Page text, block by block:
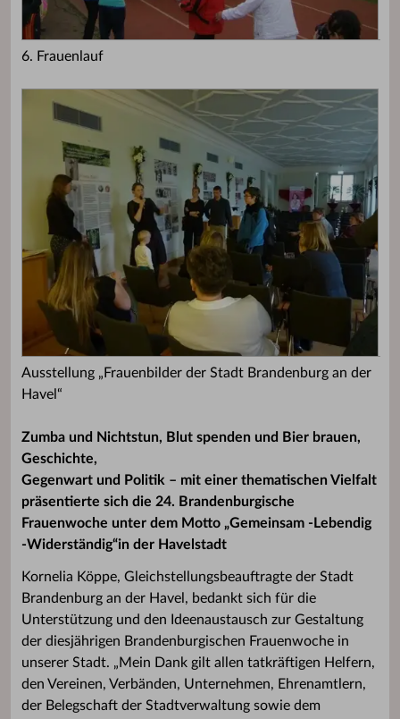
6. Frauenlauf
Ausstellung „Frauenbilder der Stadt Brandenburg an der
Havel“
Zumba und Nichtstun, Blut spenden und Bier brauen,
Geschichte,
Gegenwart und Politik – mit einer thematischen Vielfalt
präsentierte sich die 24. Brandenburgische
Frauenwoche unter dem Motto „Gemeinsam -Lebendig
-Widerständig“in der Havelstadt
Kornelia Köppe, Gleichstellungsbeauftragte der Stadt
Brandenburg an der Havel, bedankt sich für die
Unterstützung und den Ideenaustausch zur Gestaltung
der diesjährigen Brandenburgischen Frauenwoche in
unserer Stadt. „Mein Dank gilt allen tatkräftigen Helfern,
den Vereinen, Verbänden, Unternehmen, Ehrenamtlern,
der Belegschaft der Stadtverwaltung sowie dem